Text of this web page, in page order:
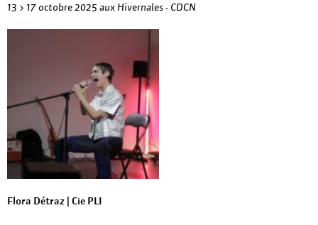
13 > 17 octobre 2025 aux Hivernales - CDCN
Flora Détraz | Cie PLI